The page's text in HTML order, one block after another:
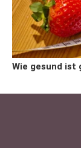
Wie gesund ist